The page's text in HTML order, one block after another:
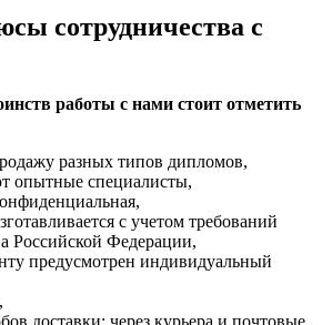
сотрудничества с
работы с нами стоит отметить
разных типов дипломов,
опытные специалисты,
с учетом требований
Российской Федерации,
предусмотрен индивидуальный